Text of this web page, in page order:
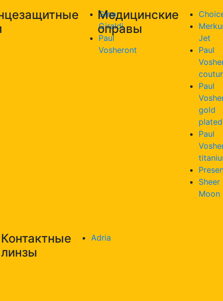
Gino
Giraldi
Paul
Vosheront
Медицинские
оправы
Jet
Paul
Paul
gold
plated
Paul
Sheer
Moon
Контактные
линзы
Adria